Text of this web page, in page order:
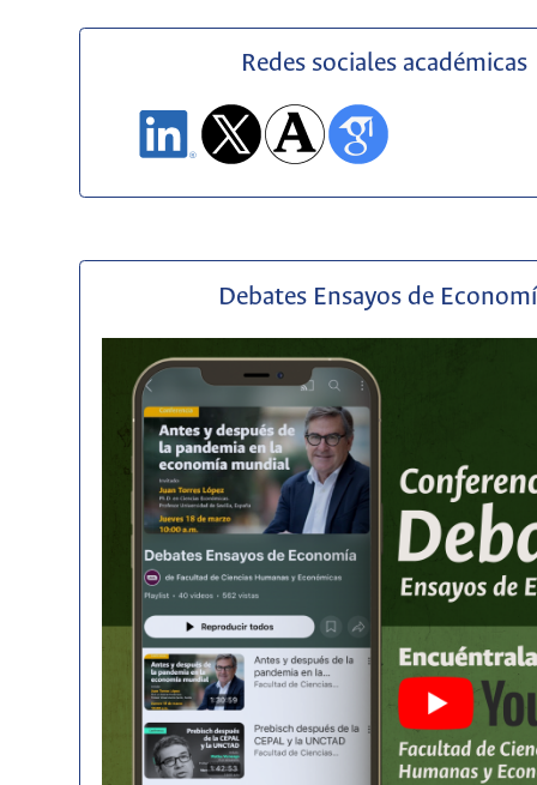
Redes sociales académicas
Debates Ensayos de